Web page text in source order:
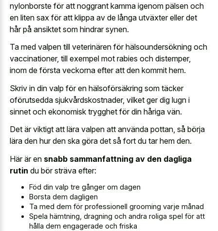
nylonborste för att noggrant kamma igenom pälsen och
en liten sax för att klippa av de långa utväxter eller det
hår på ansiktet som hindrar synen.
Ta med valpen till veterinären för hälsoundersökning och
vaccinationer, till exempel mot rabies och distemper,
inom de första veckorna efter att den kommit hem.
Skriv in din valp för en hälsoförsäkring som täcker
oförutsedda sjukvårdskostnader, vilket ger dig lugn i
sinnet och ekonomisk trygghet för din håriga vän.
Det är viktigt att lära valpen att använda pottan, så börja
lära den hur den ska göra det så fort du tar hem den.
Här är en snabb sammanfattning av den dagliga
rutin du bör sträva efter:
Föd din valp tre gånger om dagen
Borsta dem dagligen
Ta med dem för professionell grooming varje månad
Spela hämtning, dragning och andra roliga spel för att
hålla dem engagerade och friska